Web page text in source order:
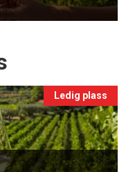
Ledig plass